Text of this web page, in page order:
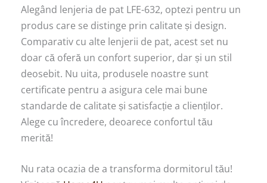
Alegând lenjeria de pat LFE-632, optezi pentru un
produs care se distinge prin calitate și design.
Comparativ cu alte lenjerii de pat, acest set nu
doar că oferă un confort superior, dar și un stil
deosebit. Nu uita, produsele noastre sunt
certificate pentru a asigura cele mai bune
standarde de calitate și satisfacție a clienților.
Alege cu încredere, deoarece confortul tău
merită!
Nu rata ocazia de a transforma dormitorul tău!